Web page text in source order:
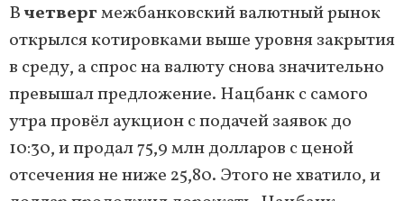
Вчетвергмежбанковский валютный рынок
открылся котировками выше уровня закрытия
в среду, а спрос на валюту снова значительно
превышал предложение. Нацбанк с самого
утра провёл аукцион с подачей заявок до
10:30, и продал 75,9 млн долларов с ценой
отсечения не ниже 25,80. Этого не хватило, и